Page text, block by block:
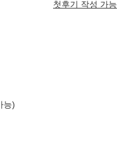
첫후기 작성 가능
능)